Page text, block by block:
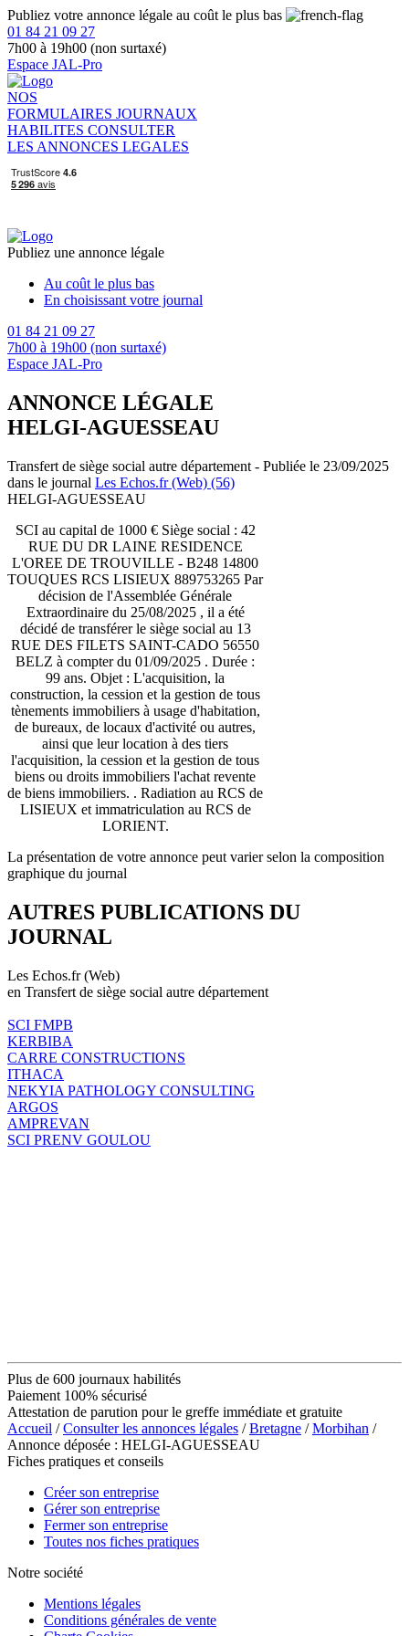
Publiez votre annonce légale au coût le plus bas
01 84 21 09 27
7h00 à 19h00 (non surtaxé)
Espace JAL-Pro
NOS
FORMULAIRES JOURNAUX
HABILITES CONSULTER
LES ANNONCES LEGALES
Publiez une annonce légale
Au coût le plus bas
En choisissant votre journal
01 84 21 09 27
7h00 à 19h00 (non surtaxé)
Espace JAL-Pro
ANNONCE LÉGALE
HELGI-AGUESSEAU
Transfert de siège social autre département - Publiée le 23/09/2025
dans le journal Les Echos.fr (Web) (56)
HELGI-AGUESSEAU
SCI au capital de 1000 € Siège social : 42
RUE DU DR LAINE RESIDENCE
L'OREE DE TROUVILLE - B248 14800
TOUQUES RCS LISIEUX 889753265 Par
décision de l'Assemblée Générale
Extraordinaire du 25/08/2025 , il a été
décidé de transférer le siège social au 13
RUE DES FILETS SAINT-CADO 56550
BELZ à compter du 01/09/2025 . Durée :
99 ans. Objet : L'acquisition, la
construction, la cession et la gestion de tous
tènements immobiliers à usage d'habitation,
de bureaux, de locaux d'activité ou autres,
ainsi que leur location à des tiers
l'acquisition, la cession et la gestion de tous
biens ou droits immobiliers l'achat revente
de biens immobiliers. . Radiation au RCS de
LISIEUX et immatriculation au RCS de
LORIENT.
La présentation de votre annonce peut varier selon la composition
graphique du journal
AUTRES PUBLICATIONS DU
JOURNAL
Les Echos.fr (Web)
en Transfert de siège social autre département
SCI FMPB
KERBIBA
CARRE CONSTRUCTIONS
ITHACA
NEKYIA PATHOLOGY CONSULTING
ARGOS
AMPREVAN
SCI PRENV GOULOU
Plus de 600 journaux habilités
Paiement 100% sécurisé
Attestation de parution pour le greffe immédiate et gratuite
Accueil /Consulter les annonces légales /Bretagne /Morbihan /
Annonce déposée : HELGI-AGUESSEAU
Fiches pratiques et conseils
Créer son entreprise
Gérer son entreprise
Fermer son entreprise
Toutes nos fiches pratiques
Notre société
Mentions légales
Conditions générales de vente